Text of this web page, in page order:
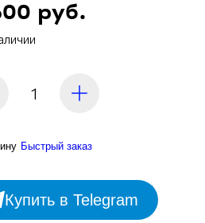
руб.
Быстрый заказ
Купить в Telegram